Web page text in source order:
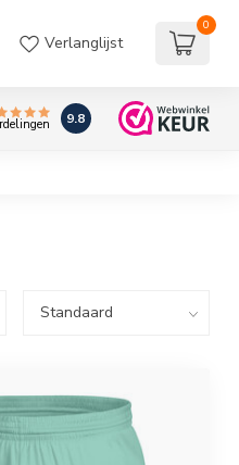
Verlanglijst
0
9.8